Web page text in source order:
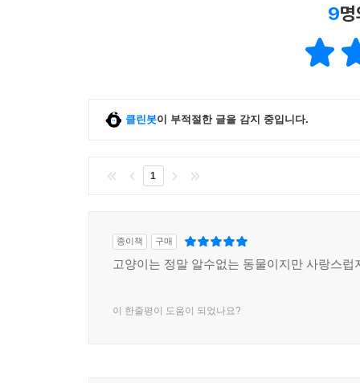
9
클린봇이 부적절한 글을 감지 중입니다.
1
종이책 구매
고양이는 정말 알수없는 동물이지만 사랑스럽
이 한줄평이 도움이 되었나요?